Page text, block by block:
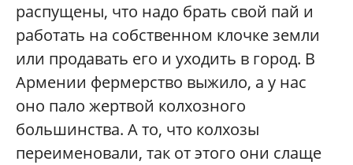
распущены, что надо брать свой пай и
работать на собственном клочке земли
или продавать его и уходить в город. В
Армении фермерство выжило, а у нас
оно пало жертвой колхозного
большинства. А то, что колхозы
переименовали, так от этого они слаще